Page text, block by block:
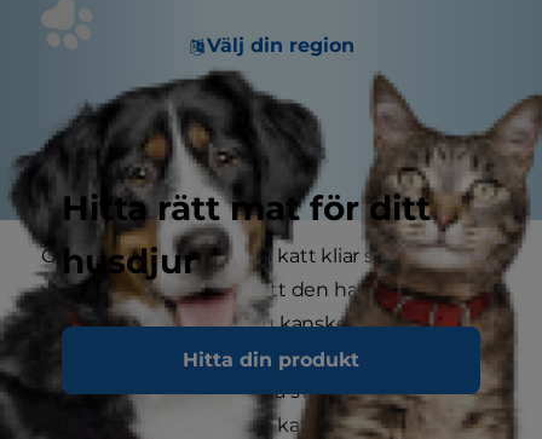
Välj din region
Hitta rätt mat för ditt
husdjur
Hitta din produkt
Om du har märkt att din katt kliar sig mer än
vanligt kan det betyda att den har små parasiter,
så kallade kattloppor. Du kanske undrar hur din
katt blev angripen och hur man blir av med
loppor. Läs vidare för att få svar på dessa frågor
och mer information om kattloppor.